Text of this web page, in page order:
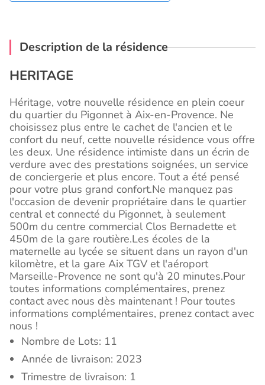
Description de la résidence
HERITAGE
Héritage, votre nouvelle résidence en plein coeur
du quartier du Pigonnet à Aix-en-Provence. Ne
choisissez plus entre le cachet de l'ancien et le
confort du neuf, cette nouvelle résidence vous offre
les deux. Une résidence intimiste dans un écrin de
verdure avec des prestations soignées, un service
de conciergerie et plus encore. Tout a été pensé
pour votre plus grand confort.Ne manquez pas
l'occasion de devenir propriétaire dans le quartier
central et connecté du Pigonnet, à seulement
500m du centre commercial Clos Bernadette et
450m de la gare routière.Les écoles de la
maternelle au lycée se situent dans un rayon d'un
kilomètre, et la gare Aix TGV et l'aéroport
Marseille-Provence ne sont qu'à 20 minutes.Pour
toutes informations complémentaires, prenez
contact avec nous dès maintenant ! Pour toutes
informations complémentaires, prenez contact avec
nous !
Nombre de Lots: 11
Année de livraison: 2023
Trimestre de livraison: 1